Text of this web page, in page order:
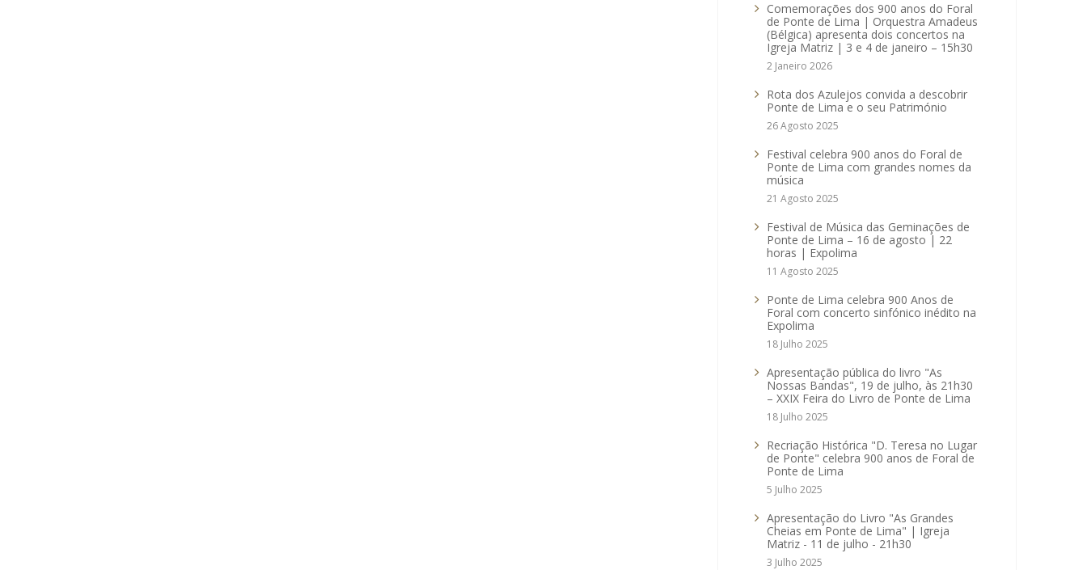
Comemorações dos 900 anos do Foral
de Ponte de Lima | Orquestra Amadeus
(Bélgica) apresenta dois concertos na
Igreja Matriz | 3 e 4 de janeiro – 15h30
2 Janeiro 2026
Rota dos Azulejos convida a descobrir
Ponte de Lima e o seu Património
26 Agosto 2025
Festival celebra 900 anos do Foral de
Ponte de Lima com grandes nomes da
música
21 Agosto 2025
Festival de Música das Geminações de
Ponte de Lima – 16 de agosto | 22
horas | Expolima
11 Agosto 2025
Ponte de Lima celebra 900 Anos de
Foral com concerto sinfónico inédito na
Expolima
18 Julho 2025
Apresentação pública do livro "As
Nossas Bandas", 19 de julho, às 21h30
– XXIX Feira do Livro de Ponte de Lima
18 Julho 2025
Recriação Histórica "D. Teresa no Lugar
de Ponte" celebra 900 anos de Foral de
Ponte de Lima
5 Julho 2025
Apresentação do Livro "As Grandes
Cheias em Ponte de Lima" | Igreja
Matriz - 11 de julho - 21h30
3 Julho 2025